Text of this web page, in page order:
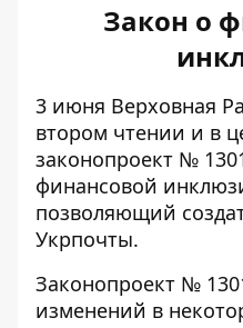
Закон о
3 июня Верховная
втором чтении и в
законопроект №
финансовой
позволяющий
Укрпочты.
Законопроект №
изменений в